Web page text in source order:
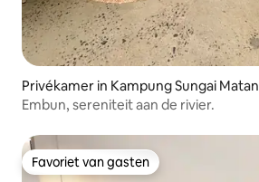
Privékamer in Kampung Sungai Matan
Embun, sereniteit aan de rivier.
Favoriet van gasten
Favoriet van gasten